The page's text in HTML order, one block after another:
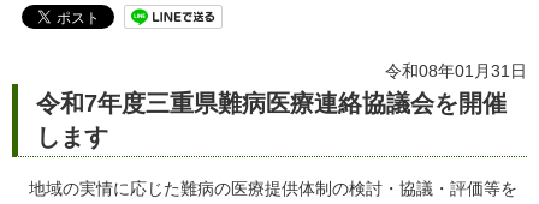
令和08年01月31日
令和7年度三重県難病医療連絡協議会を開催
します
地域の実情に応じた難病の医療提供体制の検討・協議・評価等を